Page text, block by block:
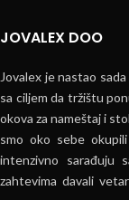
JOVALEX DOO
Jovalex je nastao
sa ciljem da tržištu
okova za nameštaj i
smo oko sebe
intenzivno sarađuju
zahtevima davali